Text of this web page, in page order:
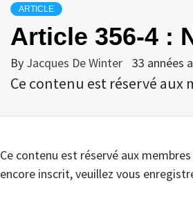
ARTICLE
Article 356-4 :
By Jacques De Winter 33 années
Ce contenu est réservé aux
Ce contenu est réservé aux
encore inscrit, veuillez vous